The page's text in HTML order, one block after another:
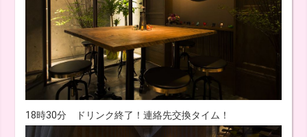
18時30分 ドリンク終了！連絡先交換タイム！